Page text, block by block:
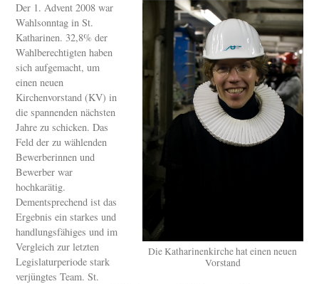
Die Katharinenkirche hat einen neuen
Vorstand
Der 1. Advent 2008 war
Wahlsonntag in St.
Katharinen. 32,8% der
Wahlberechtigten haben
sich aufgemacht, um
einen neuen
Kirchenvorstand (KV) in
die spannenden nächsten
Jahre zu schicken. Das
Feld der zu wählenden
Bewerberinnen und
Bewerber war
hochkarätig.
Dementsprechend ist das
Ergebnis ein starkes und
handlungsfähiges und im
Vergleich zur letzten
Legislaturperiode stark
verjüngtes Team. St.